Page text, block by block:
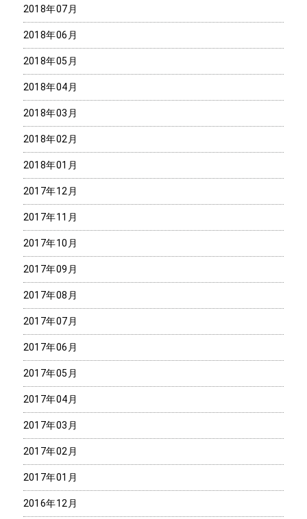
2018年07月
2018年06月
2018年05月
2018年04月
2018年03月
2018年02月
2018年01月
2017年12月
2017年11月
2017年10月
2017年09月
2017年08月
2017年07月
2017年06月
2017年05月
2017年04月
2017年03月
2017年02月
2017年01月
2016年12月